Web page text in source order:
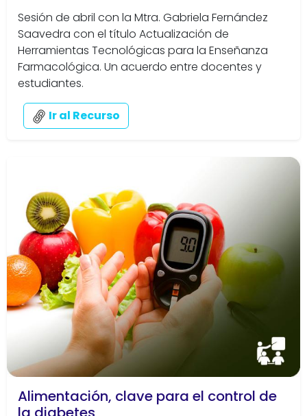
Sesión de abril con la Mtra. Gabriela Fernández
Saavedra con el título Actualización de
Herramientas Tecnológicas para la Enseñanza
Farmacológica. Un acuerdo entre docentes y
estudiantes.
Ir al Recurso
Alimentación, clave para el control de